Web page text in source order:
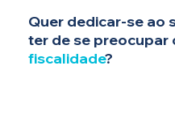
Quer dedicar-se ao
ter de se preocupar
fiscalidade?